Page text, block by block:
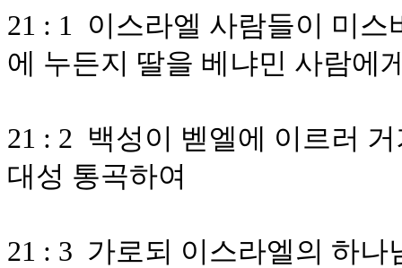
21 : 1 이스라엘 사람들이 미
에 누든지 딸을 베냐민 사람에
21 : 2 백성이 벧엘에 이르러
대성 통곡하여
21 : 3 가로되 이스라엘의 하